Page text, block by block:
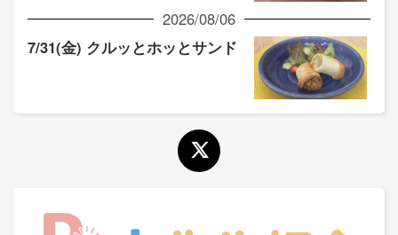
2026/08/06
7/31(金) クルッとホッとサンド